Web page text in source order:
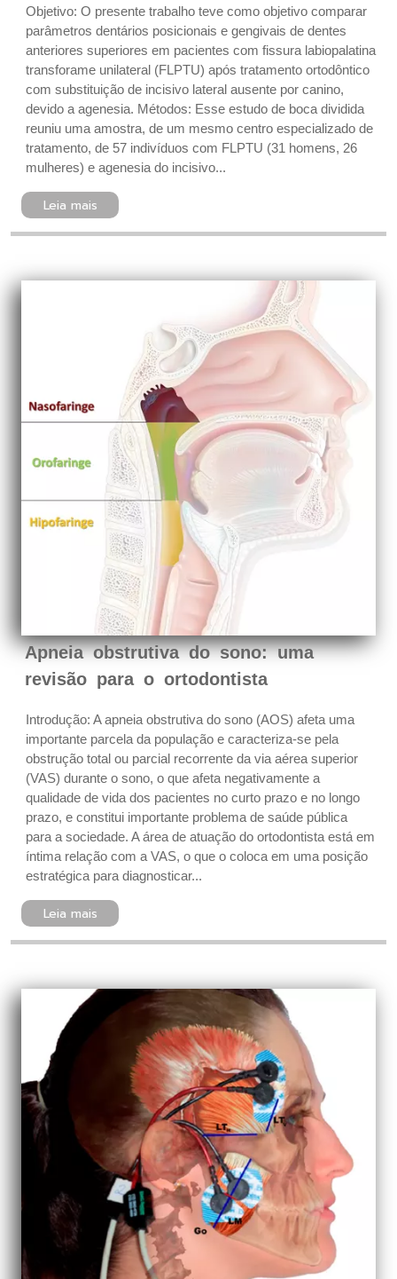
Objetivo: O presente trabalho teve como objetivo comparar
parâmetros dentários posicionais e gengivais de dentes
anteriores superiores em pacientes com fissura labiopalatina
transforame unilateral (FLPTU) após tratamento ortodôntico
com substituição de incisivo lateral ausente por canino,
devido a agenesia. Métodos: Esse estudo de boca dividida
reuniu uma amostra, de um mesmo centro especializado de
tratamento, de 57 indivíduos com FLPTU (31 homens, 26
mulheres) e agenesia do incisivo...
Leia mais
Apneia obstrutiva do sono: uma
revisão para o ortodontista
Introdução: A apneia obstrutiva do sono (AOS) afeta uma
importante parcela da população e caracteriza-se pela
obstrução total ou parcial recorrente da via aérea superior
(VAS) durante o sono, o que afeta negativamente a
qualidade de vida dos pacientes no curto prazo e no longo
prazo, e constitui importante problema de saúde pública
para a sociedade. A área de atuação do ortodontista está em
íntima relação com a VAS, o que o coloca em uma posição
estratégica para diagnosticar...
Leia mais